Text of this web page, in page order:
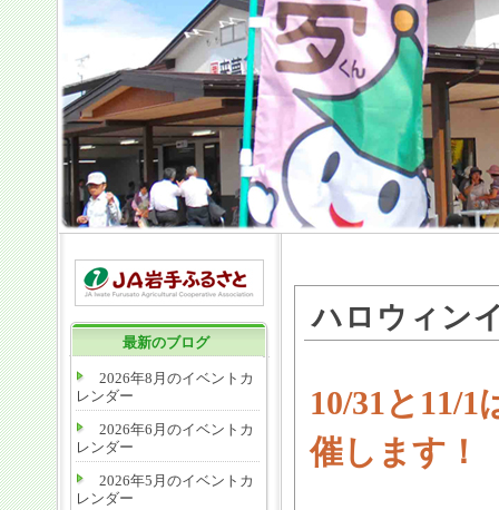
最新のブログ
2026年8月のイベントカ
レンダー
2026年6月のイベントカ
レンダー
2026年5月のイベントカ
レンダー
ハロウィン
10/31と11/
催します！